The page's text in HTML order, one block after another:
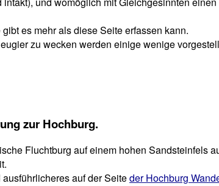
es mehr als diese Seite erfassen kann.
zu wecken werden einige wenige
zur Hochburg.
Fluchtburg auf einem hohen Sandsteinfels
ausführlicheres auf der Seiteder Hochburg